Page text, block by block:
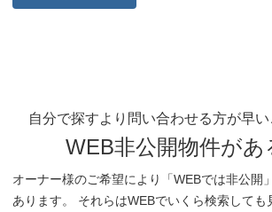
自分で探すより問い合わせる方が早
WEB非公開物件があ
オーナー様のご希望により「WEBでは非公開
あります。 それらはWEBでいくら検索して